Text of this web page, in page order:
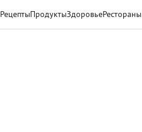
РецептыПродуктыЗдоровьеРестораны